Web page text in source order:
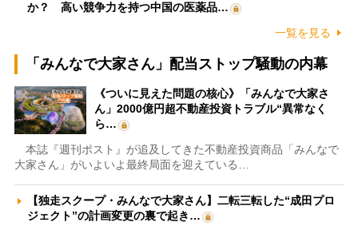
か？ 高い競争力を持つ中国の医薬品…
一覧を見る
「みんなで大家さん」配当ストップ騒動の内幕
《ついに見えた問題の核心》「みんなで大家さ
ん」2000億円超不動産投資トラブル“異常なく
ら…
本誌『週刊ポスト』が追及してきた不動産投資商品「みんなで
大家さん」がいよいよ最終局面を迎えている…
【独走スクープ・みんなで大家さん】二転三転した“成田プロ
ジェクト”の計画変更の裏で起き…